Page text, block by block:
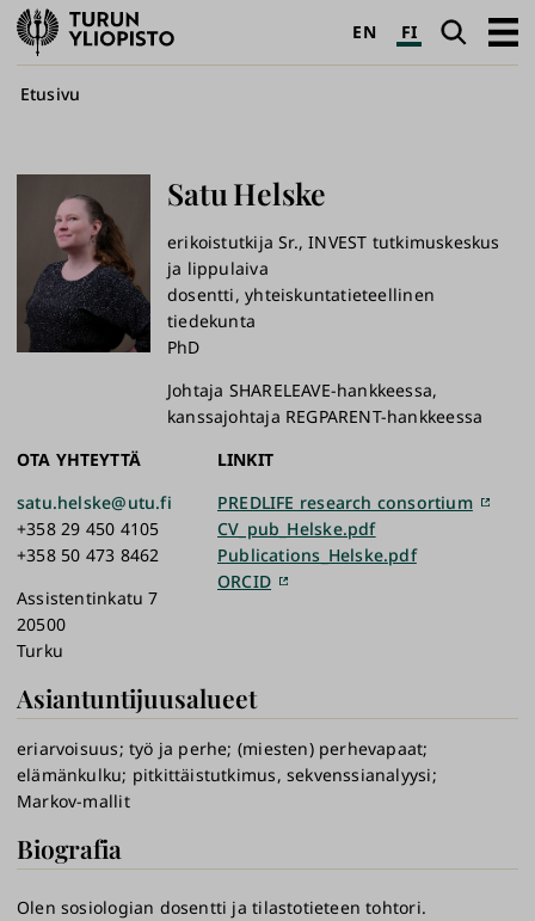
Turun
yliopisto
EN FI Haku
Avaa
Murupolku
Etusivu
Satu Helske
erikoistutkija Sr., INVEST tutkimuskeskus
ja lippulaiva
dosentti, yhteiskuntatieteellinen
tiedekunta
PhD
Johtaja SHARELEAVE-hankkeessa,
kanssajohtaja REGPARENT-hankkeessa
OTA YHTEYTTÄ
satu.helske@utu.fi
+358 29 450 4105
+358 50 473 8462
Assistentinkatu 7
20500
Turku
LINKIT
PREDLIFE research consortium
CV_pub_Helske.pdf
Publications_Helske.pdf
ORCID
Asiantuntijuusalueet
eriarvoisuus työ ja perhe (miesten) perhevapaat
elämänkulku pitkittäistutkimus, sekvenssianalyysi
Markov-mallit
Biografia
Olen sosiologian dosentti ja tilastotieteen tohtori.